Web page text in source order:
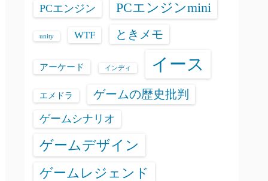
PCエンジン PCエンジンmini
unity WTF ときメモ
アーケード インディ イース
エメドラ ゲームの歴史批判
ゲームシナリオ
ゲームデザイン
ゲームレジェンド